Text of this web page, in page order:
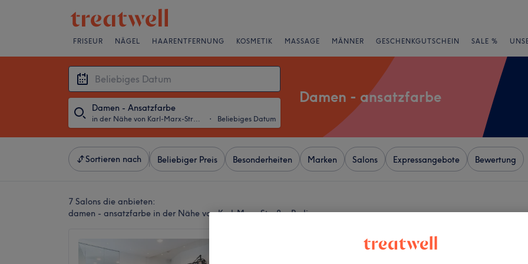
FRISEUR NÄGEL HAARENTFERNUNG KOSMETIK MASSAGE MÄNNER GESCHENKGUTSCHEIN SALE %
Damen - Ansatzfarbe
in der Nähe von Karl-Marx-Straße, Berlin ・ Beliebiges Datum
Damen - ansatzfarbe
Sortieren nach Beliebiger Preis Besonderheiten Marken Salons Expressangebote Bewertung
7 Salons die anbieten:
damen - ansatzfarbe in der Nähe von Karl-Marx-Straße, Berlin
+